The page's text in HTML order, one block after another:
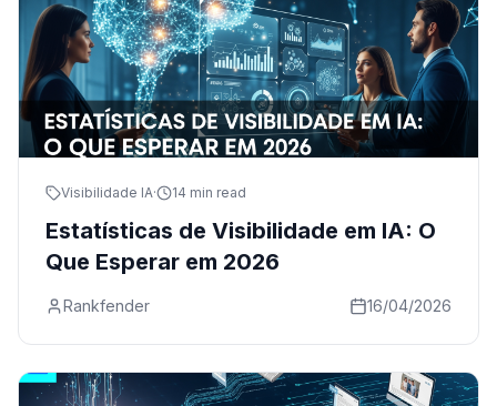
Visibilidade IA· 14 min read
Estatísticas de Visibilidade em IA: O
Que Esperar em 2026
Rankfender 16/04/2026